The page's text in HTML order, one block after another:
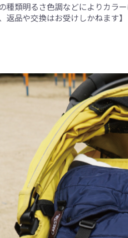
類明るさ色調などによりカラ
返品や交換はお受けしかねます】